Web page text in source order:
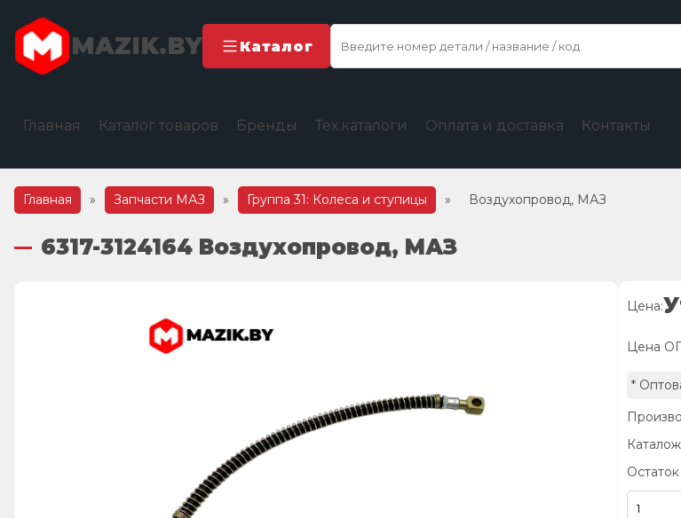
MAZIK.BY Каталог
Главная Каталог товаров Бренды Тех.каталоги Оплата и доставка Контакты
Главная » Запчасти МАЗ » Группа 31: Колеса и ступицы » Воздухопровод, МАЗ
6317-3124164 Воздухопровод, МАЗ
Цена:
Цена
*